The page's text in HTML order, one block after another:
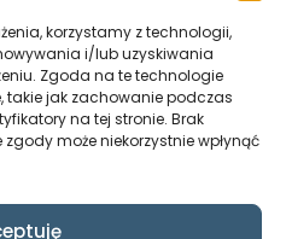
korzystamy z technologii,
i/lub uzyskiwania
Zgoda na te technologie
takie jak zachowanie podczas
na tej stronie. Brak
może niekorzystnie wpłynąć